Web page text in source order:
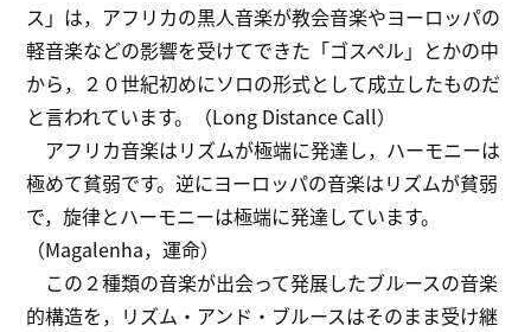
ス」は，アフリカの黒人音楽が教会音楽やヨーロッパの
軽音楽などの影響を受けてできた「ゴスペル」とかの中
から，２０世紀初めにソロの形式として成立したものだ
と言われています。（Long Distance Call）
アフリカ音楽はリズムが極端に発達し，ハーモニーは
極めて貧弱です。逆にヨーロッパの音楽はリズムが貧弱
で，旋律とハーモニーは極端に発達しています。
（Magalenha，運命）
この２種類の音楽が出会って発展したブルースの音楽
的構造を，リズム・アンド・ブルースはそのまま受け継